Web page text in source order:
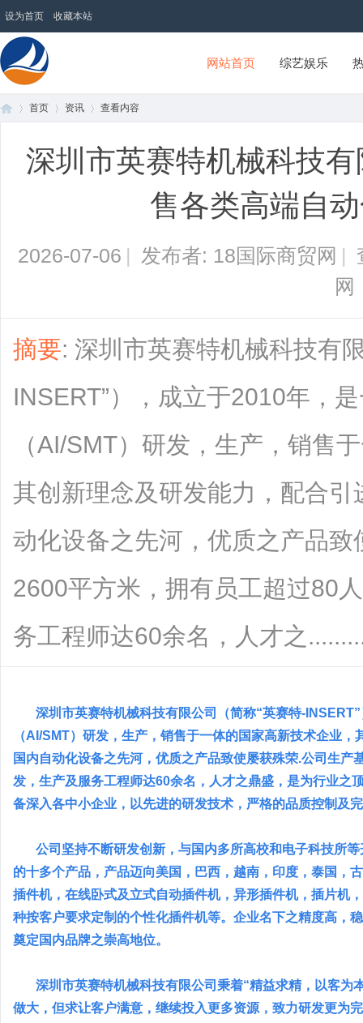
设为首页 收藏本站
18国际商贸网
网站首页 综艺娱乐
首页 资讯 查看内容
深圳市英赛特机械科技
售各类高端自
2026-07-06 | 发布者: 18国际商贸网 |
网
摘要: 深圳市英赛特机械科技有
INSERT”），成立于2010年，
（AI/SMT）研发，生产，销售
其创新理念及研发能力，配合
动化设备之先河，优质之产品
2600平方米，拥有员工超过80
务工程师达60余名，人才之
深圳市英赛特机械科技有限公司（简称“英赛特-
（AI/SMT）研发，生产，销售于一体的国家高新技术企业
国内自动化设备之先河，优质之产品致使屡获殊荣.公司生
发，生产及服务工程师达60余名，人才之鼎盛，是为行业之
备深入各中小企业，以先进的研发技术，严格的品质控制及
公司坚持不断研发创新，与国内多所高校和电子科技所等
的十多个产品，产品迈向美国，巴西，越南，印度，泰国，
插件机，在线卧式及立式自动插件机，异形插件机，插片机
种按客户要求定制的个性化插件机等。企业名下之精度高，
奠定国内品牌之崇高地位。
深圳市英赛特机械科技有限公司秉着“精益求精，以客为
做大，但求让客户满意，继续投入更多资源，致力研发更为